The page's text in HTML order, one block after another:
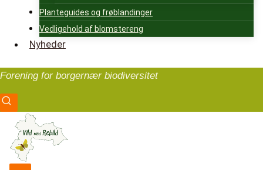
Planteguides og frøblandinger
Vedligehold af blomstereng
Nyheder
Forening for borgernær biodiversitet